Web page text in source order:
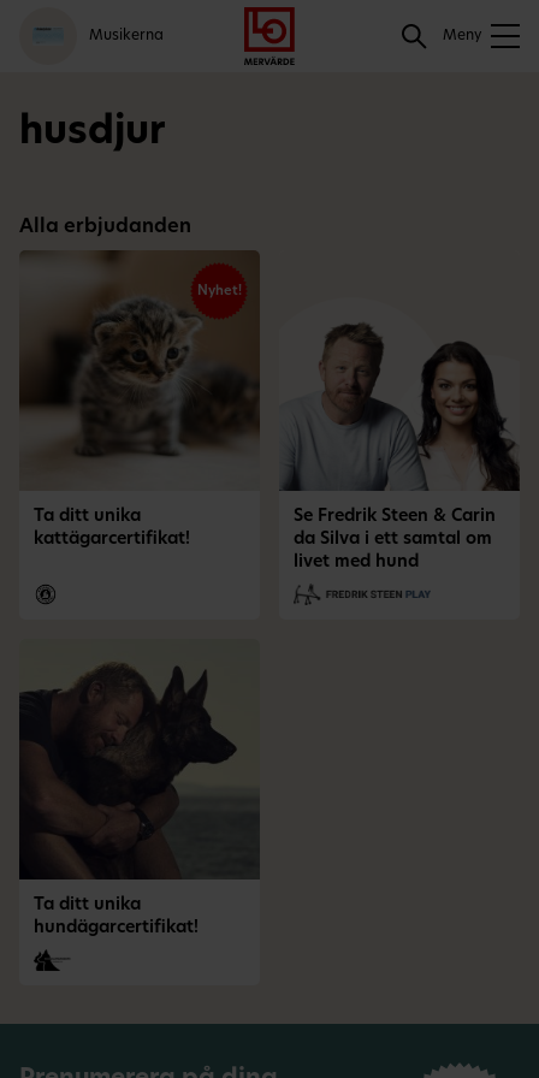
Gå
till
meny
Logga
in
Hoppa
till
innehåll
Musikerna Meny
Sök
husdjur
Alla erbjudanden
Nyhet!
Ta ditt unika
kattägarcertifikat!
Se Fredrik Steen & Carin
da Silva i ett samtal om
livet med hund
Ta ditt unika
hundägarcertifikat!